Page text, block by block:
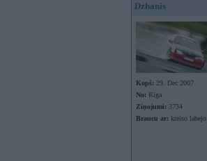
Dzhanis
Kopš: 29. Dec 2007
No: Rīga
Ziņojumi: 3734
Braucu ar: kreiso labejo